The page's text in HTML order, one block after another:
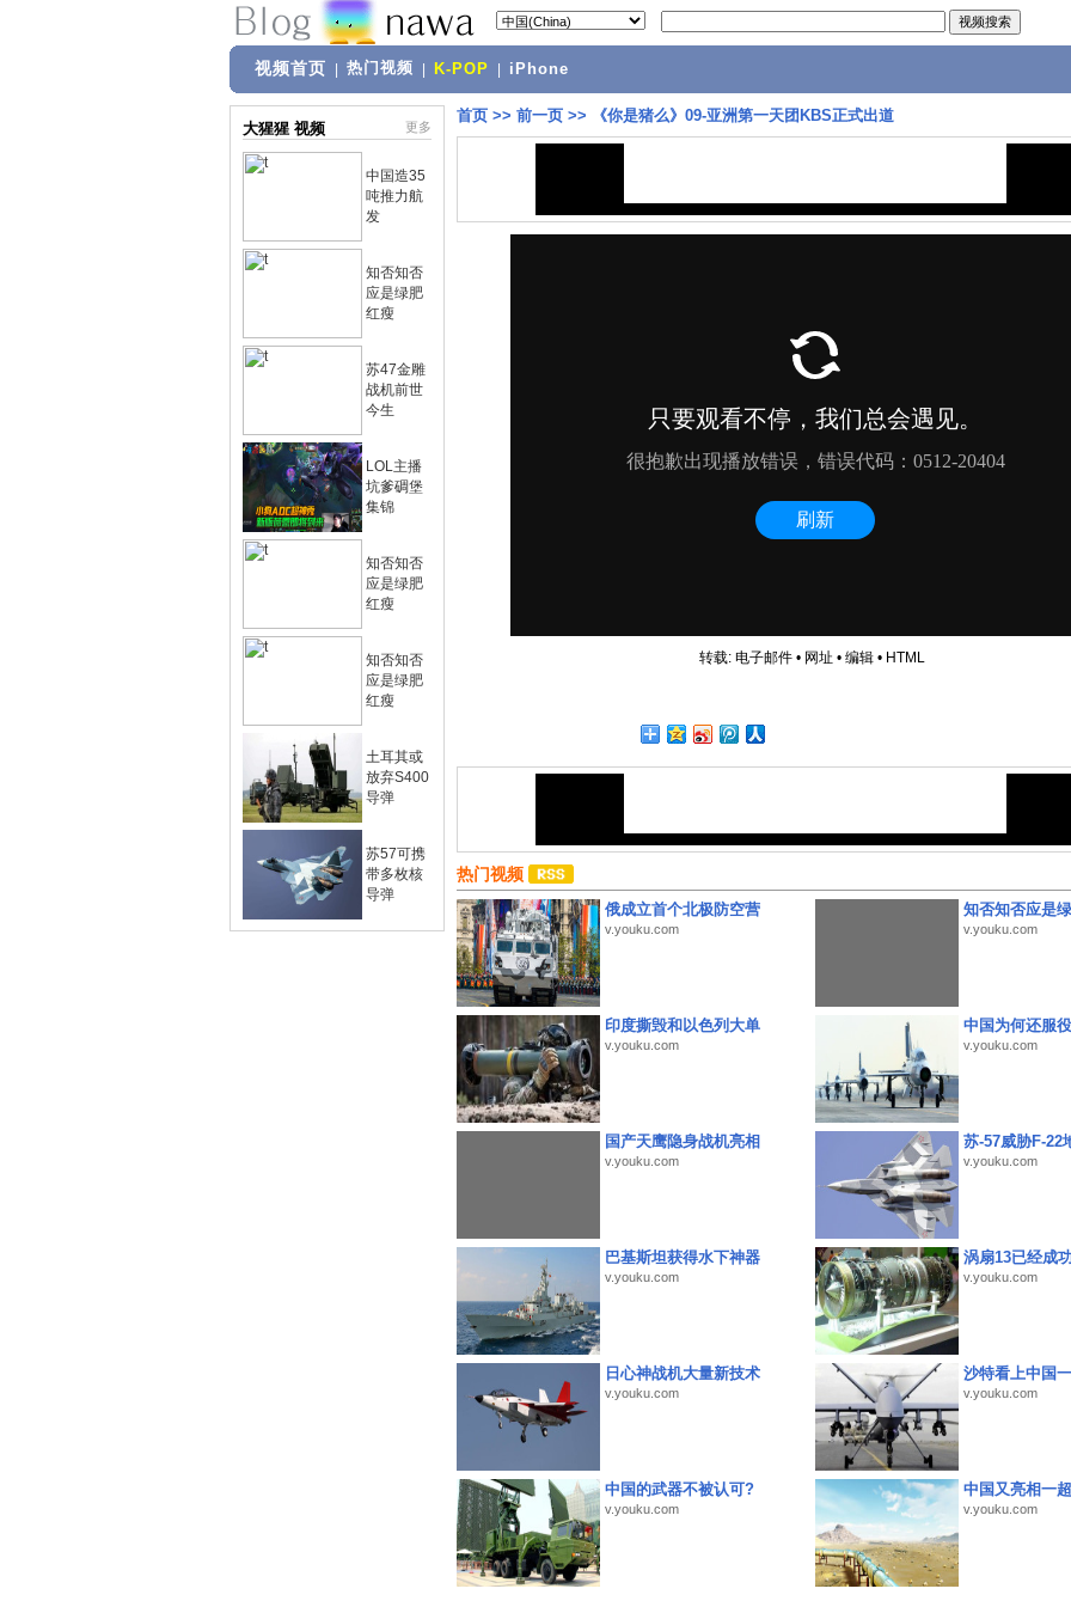
视频首页 热门视频 K-POP iPhone
大猩猩 视频 更多
中国造35
吨推力航
发
知否知否
应是绿肥
红瘦
苏47金雕
战机前世
今生
LOL主播
坑爹碉堡
集锦
知否知否
应是绿肥
红瘦
知否知否
应是绿肥
红瘦
土耳其或
放弃S400
导弹
苏57可携
带多枚核
导弹
首页 >> 前一页 >> 《你是猪么》09-亚洲第一天团KBS正式出道
转载: 电子邮件• 网址 • 编辑• HTML
热门视频
俄成立首个北极防空营
v.youku.com
知否知否应是
v.youku.com
印度撕毁和以色列大单
v.youku.com
中国为何还服
v.youku.com
国产天鹰隐身战机亮相
v.youku.com
苏-57威胁F-22
v.youku.com
巴基斯坦获得水下神器
v.youku.com
涡扇13已经成
v.youku.com
日心神战机大量新技术
v.youku.com
沙特看上中国
v.youku.com
中国的武器不被认可?
v.youku.com
中国又亮相一
v.youku.com